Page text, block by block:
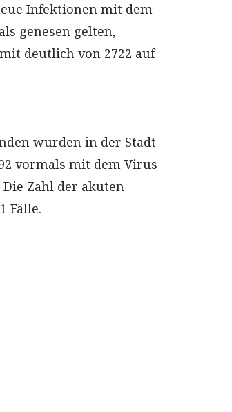
Infektionen mit dem
genesen gelten,
deutlich von 2722 auf
wurden in der Stadt
vormals mit dem Virus
Zahl der akuten
Fälle.